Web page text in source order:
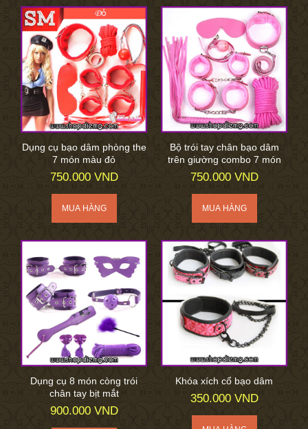
Dụng cụ bạo dâm phòng the
7 món màu đỏ
750.000 VND
Bộ trói tay chân bạo dâm
trên giường combo 7 món
750.000 VND
Dụng cụ 8 món còng trói
chân tay bịt mắt
900.000 VND
Khóa xích cổ bạo dâm
350.000 VND